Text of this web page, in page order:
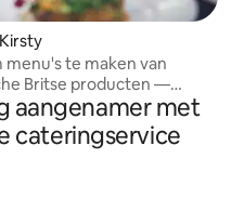
te maken van
Britse producten —
of het nu een gezellige
feest om te delen.
aangenamer met
cateringservice